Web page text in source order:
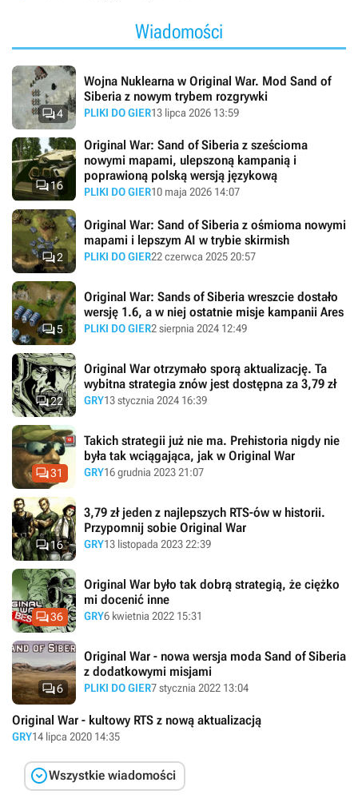
Wiadomości
4
Wojna Nuklearna w Original War. Mod Sand of
Siberia z nowym trybem rozgrywki
PLIKI DO GIER13 lipca 2026 13:59
16
Original War: Sand of Siberia z sześcioma
nowymi mapami, ulepszoną kampanią i
poprawioną polską wersją językową
PLIKI DO GIER10 maja 2026 14:07
2
Original War: Sand of Siberia z ośmioma nowymi
mapami i lepszym AI w trybie skirmish
PLIKI DO GIER22 czerwca 2025 20:57
5
Original War: Sands of Siberia wreszcie dostało
wersję 1.6, a w niej ostatnie misje kampanii Ares
PLIKI DO GIER2 sierpnia 2024 12:49
22
Original War otrzymało sporą aktualizację. Ta
wybitna strategia znów jest dostępna za 3,79 zł
GRY13 stycznia 2024 16:39
31
Takich strategii już nie ma. Prehistoria nigdy nie
była tak wciągająca, jak w Original War
GRY16 grudnia 2023 21:07
16
3,79 zł jeden z najlepszych RTS-ów w historii.
Przypomnij sobie Original War
GRY13 listopada 2023 22:39
36
Original War było tak dobrą strategią, że ciężko
mi docenić inne
GRY6 kwietnia 2022 15:31
6
Original War - nowa wersja moda Sand of Siberia
z dodatkowymi misjami
PLIKI DO GIER7 stycznia 2022 13:04
Original War - kultowy RTS z nową aktualizacją
GRY14 lipca 2020 14:35
Wszystkie wiadomości